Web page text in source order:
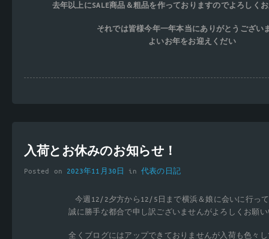
去年以上にSALE商品＆粗品を作っておりますのでよろしく
それでは皆様今年一年本当にありがとうござい
よいお年をお迎えくだい
入荷とお休みのお知らせ！
Posted on 2023年11月30日 in代表の日記
今週12/2夕方から12/5日まで横浜＆娘に会いに行っ
誠に勝手な都合で申し訳ございませんがよろしくお願
全くブログにはアップできておりませんが入荷も色々